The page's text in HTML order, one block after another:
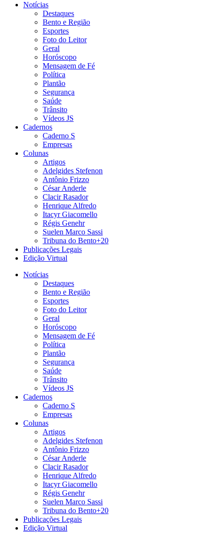
Notícias
Destaques
Bento e Região
Esportes
Foto do Leitor
Geral
Horóscopo
Mensagem de Fé
Política
Plantão
Segurança
Saúde
Trânsito
Vídeos JS
Cadernos
Caderno S
Empresas
Colunas
Artigos
Adelgides Stefenon
Antônio Frizzo
César Anderle
Clacir Rasador
Henrique Alfredo
Itacyr Giacomello
Régis Genehr
Suelen Marco Sassi
Tribuna do Bento+20
Publicações Legais
Edição Virtual
Notícias
Destaques
Bento e Região
Esportes
Foto do Leitor
Geral
Horóscopo
Mensagem de Fé
Política
Plantão
Segurança
Saúde
Trânsito
Vídeos JS
Cadernos
Caderno S
Empresas
Colunas
Artigos
Adelgides Stefenon
Antônio Frizzo
César Anderle
Clacir Rasador
Henrique Alfredo
Itacyr Giacomello
Régis Genehr
Suelen Marco Sassi
Tribuna do Bento+20
Publicações Legais
Edição Virtual